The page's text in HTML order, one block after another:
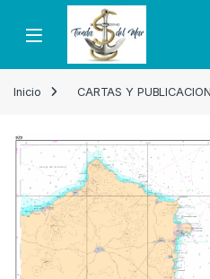
Skip to navigation
Skip to content
Open
Inicio CARTAS Y